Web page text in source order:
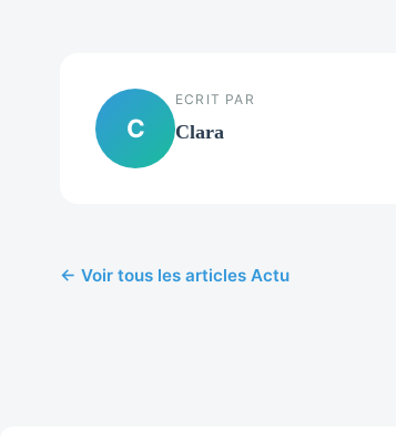
C
ECRIT PAR
Clara
← Voir tous les articles Actu